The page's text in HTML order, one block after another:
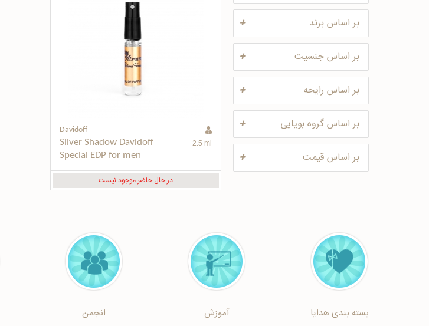
بر اساس برند
بر اساس جنسیت
بر اساس رایحه
بر اساس گروه بویایی
بر اساس قیمت
Davidoff
Silver Shadow Davidoff
Special EDP for men
2.5 ml
در حال حاضر موجود نیست
بسته بندی هدایا آموزش انجمن